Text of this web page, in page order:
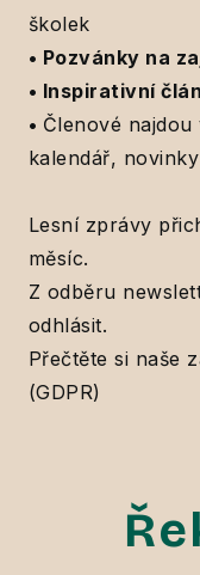
školek
• Pozvánky na
• Inspirativní
• Členové
kalendář,
Lesní zprávy
měsíc.
Z odběru
odhlásit.
Přečtěte si naše
(GDPR)